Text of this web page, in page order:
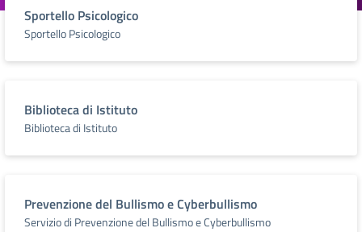
Sportello Psicologico
Sportello Psicologico
Biblioteca di Istituto
Biblioteca di Istituto
Prevenzione del Bullismo e Cyberbullismo
Servizio di Prevenzione del Bullismo e Cyberbullismo